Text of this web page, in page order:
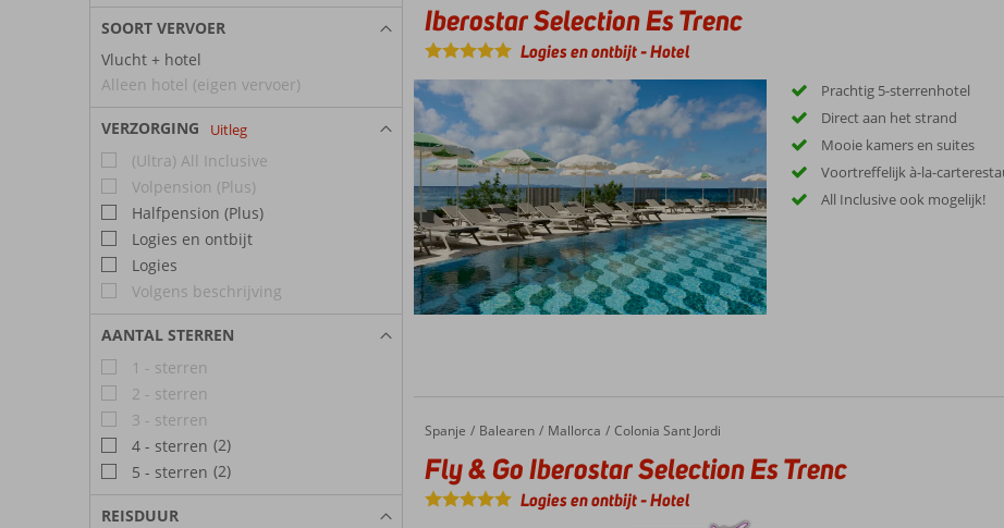
SOORT VERVOER
Vlucht + hotel
Alleen hotel (eigen vervoer)
VERZORGING Uitleg
(Ultra) All Inclusive
Volpension (Plus)
Halfpension (Plus)
Logies en ontbijt
Logies
Volgens beschrijving
AANTAL STERREN
1 - sterren
2 - sterren
3 - sterren
4 - sterren (2)
5 - sterren (2)
REISDUUR
Iberostar Selection Es Trenc
Logies en ontbijt-Hotel
Prachtig 5-sterrenhotel
Direct aan het strand
Mooie kamers en suites
Voortreffelijk à-la-
All Inclusive ook mogelijk!
Home
Spanje Balearen Mallorca Colonia Sant Jordi
Fly & Go Iberostar Selection Es Trenc
Fly & Go Iberostar Selection Es Trenc
Logies en ontbijt-Hotel